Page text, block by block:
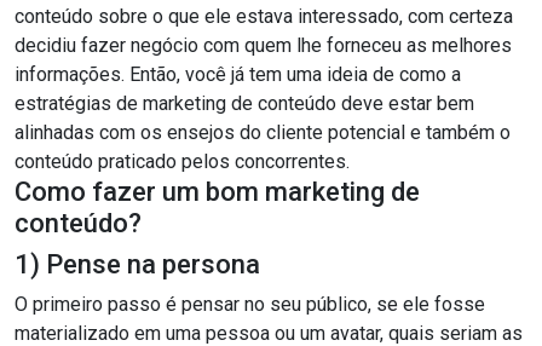
conteúdo sobre o que ele estava interessado, com certeza
decidiu fazer negócio com quem lhe forneceu as melhores
informações. Então, você já tem uma ideia de como a
estratégias de marketing de conteúdo deve estar bem
alinhadas com os ensejos do cliente potencial e também o
conteúdo praticado pelos concorrentes.
Como fazer um bom marketing de
conteúdo?
1) Pense na persona
O primeiro passo é pensar no seu público, se ele fosse
materializado em uma pessoa ou um avatar, quais seriam as